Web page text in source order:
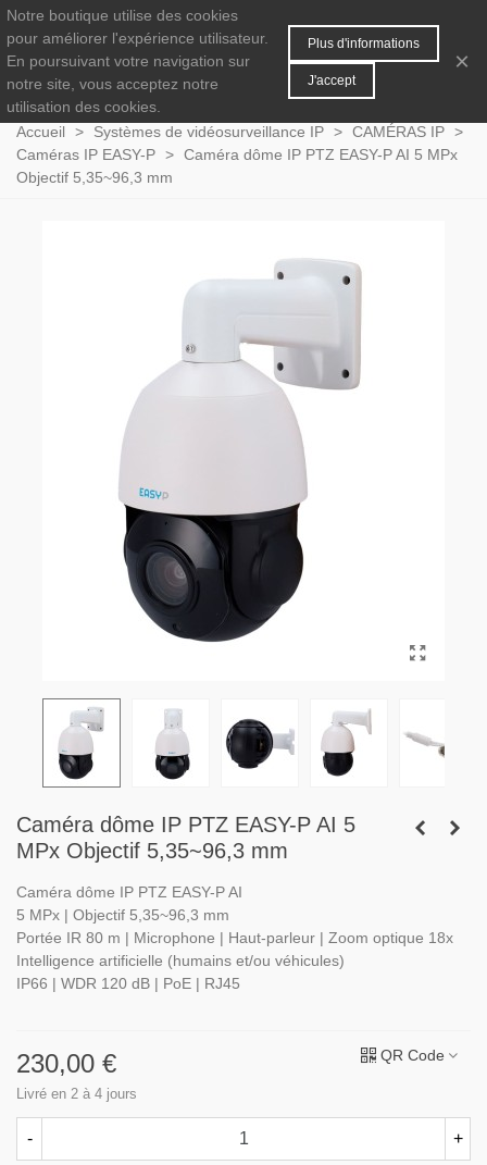
0 MENU
Accueil > Systèmes de vidéosurveillance IP > CAMÉRAS IP >
Caméras IP EASY-P > Caméra dôme IP PTZ EASY-P AI 5 MPx
Objectif 5,35~96,3 mm
Caméra dôme IP PTZ EASY-P AI 5
MPx Objectif 5,35~96,3 mm
Caméra dôme IP PTZ EASY-P AI
5 MPx | Objectif 5,35~96,3 mm
Portée IR 80 m | Microphone | Haut-parleur | Zoom optique 18x
Intelligence artificielle (humains et/ou véhicules)
IP66 | WDR 120 dB | PoE | RJ45
230,00 €
Livré en 2 à 4 jours
QR Code
- +
Notre boutique utilise des cookies
pour améliorer l'expérience utilisateur.
En poursuivant votre navigation sur
notre site, vous acceptez notre
utilisation des cookies.
Plus d'informations
J'accept
×